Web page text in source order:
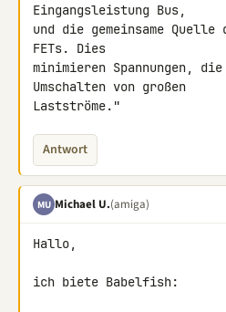
Eingangsleistung Bus,
und die gemeinsame Quelle
FETs. Dies
minimieren Spannungen,
Umschalten von großen
Lastströme."
Antwort
MU Michael U.(amiga)
Hallo,
ich biete Babelfish: